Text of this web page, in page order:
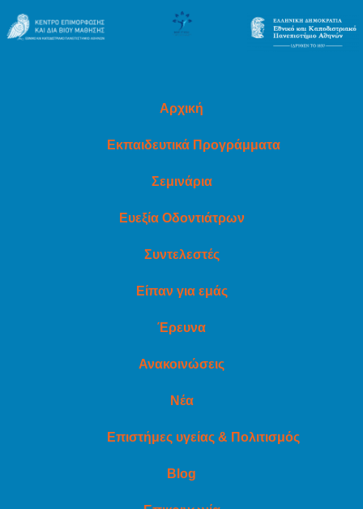
Αρχική
Εκπαιδευτικά Προγράμματα
Σεμινάρια
Ευεξία Οδοντιάτρων
Συντελεστές
Είπαν για εμάς
Έρευνα
Ανακοινώσεις
Νέα
Επιστήμες υγείας & Πολιτισμός
Blog